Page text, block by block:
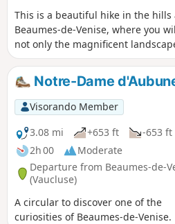
This is a beautiful hike in the hills
Beaumes-de-Venise, where you
not only the magnificent
Dentelles de Montmirail but also
interesting historical heritage.
Notre-Dame
Visorando Member
3.08 mi
+653 ft
-653 ft
2h 00
Moderate
Departure from Beaumes-de-
(Vaucluse)
A circular to discover one of the
curiosities of Beaumes-de-Venise.